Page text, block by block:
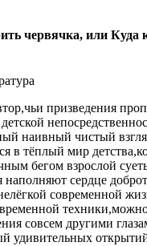
червячка, или Куда
призведения
наивный чистый
в тёплый мир
бегом взрослой
сердце
современной
техники,можно
совсем другими
удивительных